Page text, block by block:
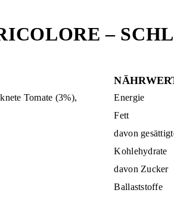
–
Tomate (3%),
Energie
Fett
davon
Kohlehydrate
davon Zucker
Ballaststoffe